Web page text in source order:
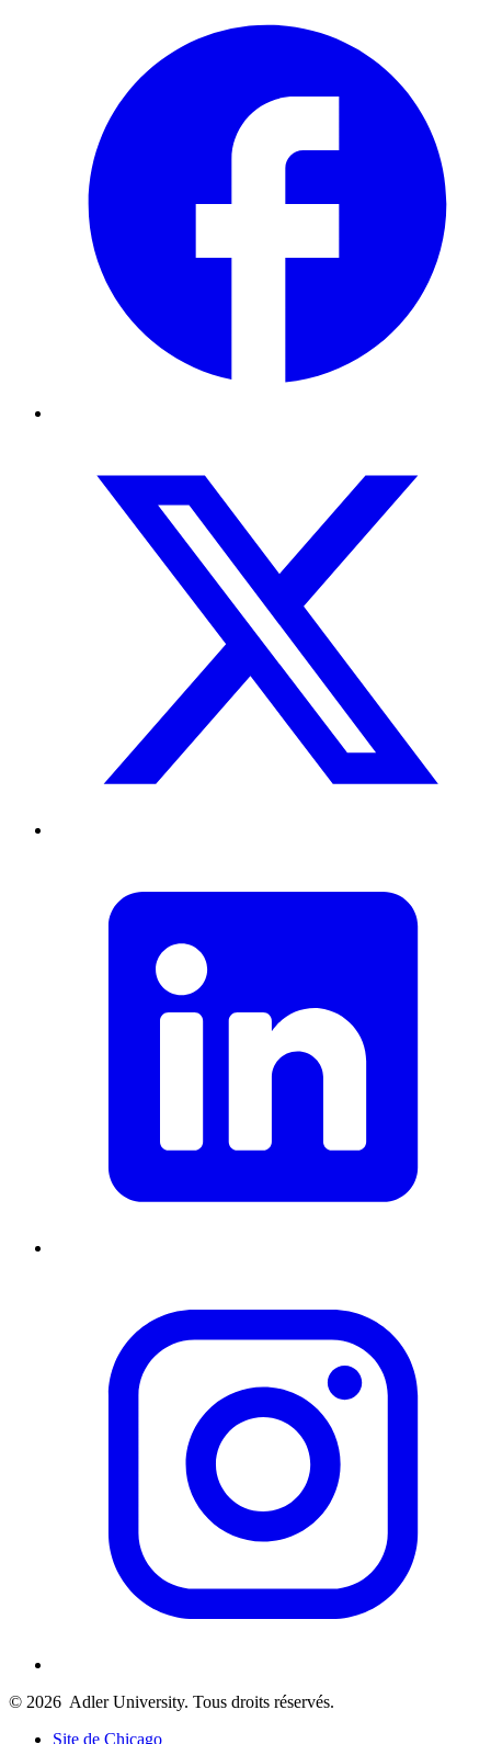
© 2026 Adler University. Tous droits réservés.
Site de Chicago